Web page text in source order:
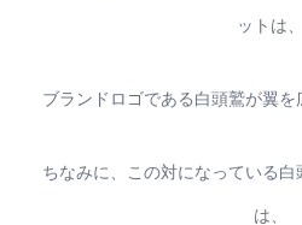
ットは、
ブランドロゴである白頭鷲が翼を
ちなみに、この対になっている
は、